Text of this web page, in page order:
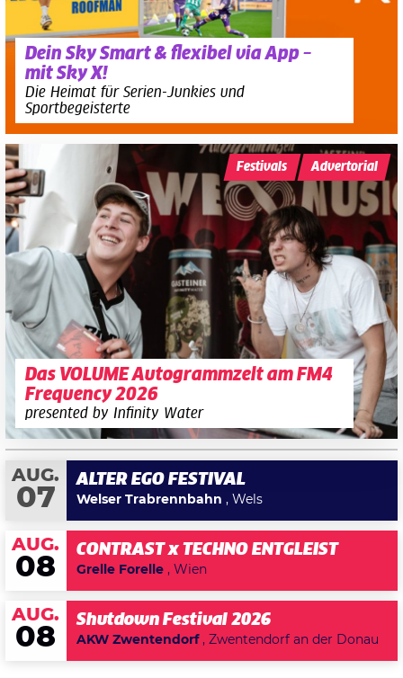
Dein Sky Smart & flexibel via App –
mit Sky X!
Die Heimat für Serien-Junkies und
Sportbegeisterte
Das VOLUME Autogrammzelt am FM4
Frequency 2026
presented by Infinity Water
Festivals Advertorial
AUG.
07
ALTER EGO FESTIVAL
Welser Trabrennbahn , Wels
AUG.
08
CONTRAST x TECHNO ENTGLEIST
Grelle Forelle , Wien
AUG.
08
Shutdown Festival 2026
AKW Zwentendorf, Zwentendorf an der Donau